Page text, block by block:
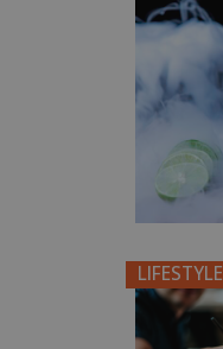
LIFESTYLE